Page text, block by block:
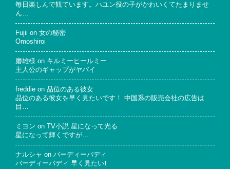
毎日楽しんで観ています。ハユン役の子がかわいくてたまりませ
ん…
Fujii on 女の秘密
Omoshiroi
磨雄様 on キルミーヒールミー
主人公のギャップがヤバイ
freddie on 品位のある彼女
品位のある彼女を早く見たいです！ 中国系の販売会社の広告は
目…
ミヨン on TV小説 星になって光る
星になって輝くですが…
ナルシャ on バーディーバディ
バーディーバディ 早く見たい❗